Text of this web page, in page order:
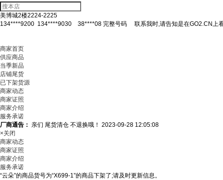
美博城2楼2224-2225
134****9200 134****9030 38****08 完整号码 联系我时,请告知是在GO2.CN上
商家首页
供应商品
当季新品
店铺尾货
已下架货源
商家动态
商家证照
商家介绍
服务承诺
厂商通告： 亲们 尾货清仓 不退换哦！ 2023-09-28 12:05:08
×关闭
商家动态
商家证照
商家介绍
服务承诺
“云朵”的商品货号为“X699-1”的商品下架了;请及时更新信息。